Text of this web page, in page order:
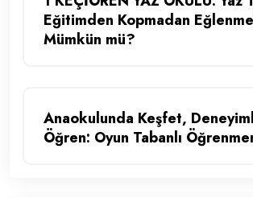
Eğitimden Kopmadan
Mümkün mü?
Anaokulunda Keşfet,
Öğren: Oyun Tabanlı